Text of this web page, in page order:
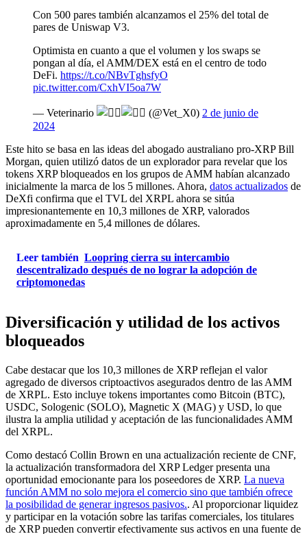
Con 500 pares también alcanzamos el 25% del total de
pares de Uniswap V3.
Optimista en cuanto a que el volumen y los swaps se
pongan al día, el AMM/DEX está en el centro de todo
DeFi. https://t.co/NBvTghsfyO
pic.twitter.com/CxhVI5oa7W
— Veterinario (@Vet_X0) 2 de junio de
2024
Este hito se basa en las ideas del abogado australiano pro-XRP Bill
Morgan, quien utilizó datos de un explorador para revelar que los
tokens XRP bloqueados en los grupos de AMM habían alcanzado
inicialmente la marca de los 5 millones. Ahora, datos actualizados de
DeXfi confirma que el TVL del XRPL ahora se sitúa
impresionantemente en 10,3 millones de XRP, valorados
aproximadamente en 5,4 millones de dólares.
Leer también Loopring cierra su intercambio
descentralizado después de no lograr la adopción de
criptomonedas
Diversificación y utilidad de los activos
bloqueados
Cabe destacar que los 10,3 millones de XRP reflejan el valor
agregado de diversos criptoactivos asegurados dentro de las AMM
de XRPL. Esto incluye tokens importantes como Bitcoin (BTC),
USDC, Sologenic (SOLO), Magnetic X (MAG) y USD, lo que
ilustra la amplia utilidad y aceptación de las funcionalidades AMM
del XRPL.
Como destacó Collin Brown en una actualización reciente de CNF,
la actualización transformadora del XRP Ledger presenta una
oportunidad emocionante para los poseedores de XRP. La nueva
función AMM no solo mejora el comercio sino que también ofrece
la posibilidad de generar ingresos pasivos.. Al proporcionar liquidez
y participar en la votación sobre las tarifas comerciales, los titulares
de XRP pueden convertir efectivamente sus activos en una fuente de